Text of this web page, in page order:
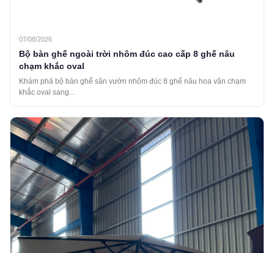
07/08/2026
Bộ bàn ghế ngoài trời nhôm đúc cao cấp 8 ghế nâu
chạm khắc oval
Khám phá bộ bàn ghế sân vườn nhôm đúc 8 ghế nâu hoa văn chạm
khắc oval sang...